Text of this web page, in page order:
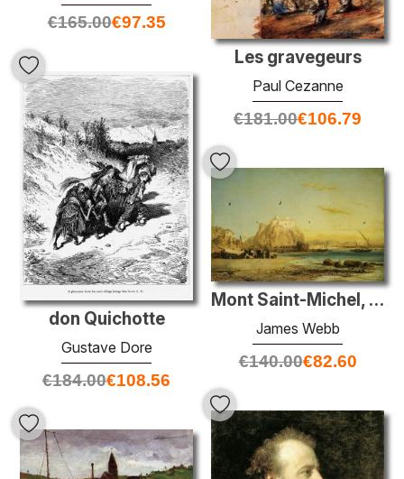
€165.00€97.35
Les gravegeurs
Paul Cezanne
€181.00€106.79
don Quichotte
Gustave Dore
€184.00€108.56
Mont Saint-Michel, Normandie, France
James Webb
€140.00€82.60